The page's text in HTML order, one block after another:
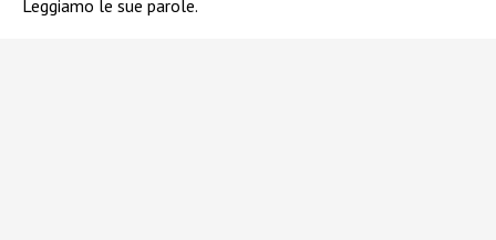
Leggiamo le sue parole.